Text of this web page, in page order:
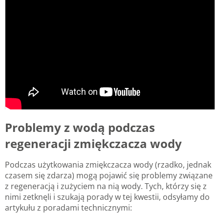
Problemy z wodą podczas
regeneracji zmiękczacza wody
Podczas użytkowania zmiękczacza wody (rzadko, jednak
czasem się zdarza) mogą pojawić się problemy związane
z regeneracją i zużyciem na nią wody. Tych, którzy się z
nimi zetknęli i szukają porady w tej kwestii, odsyłamy do
artykułu z poradami technicznymi: